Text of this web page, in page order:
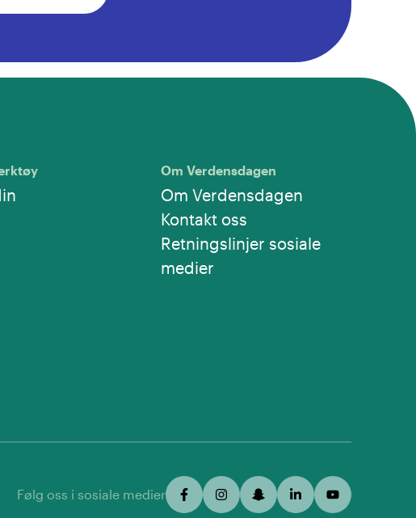
Om Verdensdagen
Om Verdensdagen
Kontakt oss
Retningslinjer sosiale
medier
Følg oss i sosiale medier